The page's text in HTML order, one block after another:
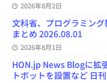
2026年8月2日
文科省、プログラミン
まとめ 2026.08.01
2026年8月1日
HON.jp News Blogに拡
トボットを設置など 日